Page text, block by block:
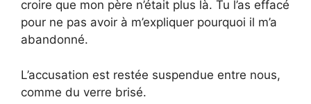
croire que mon père n’était plus là. Tu l’as effacé
pour ne pas avoir à m’expliquer pourquoi il m’a
abandonné.
L’accusation est restée suspendue entre nous,
comme du verre brisé.